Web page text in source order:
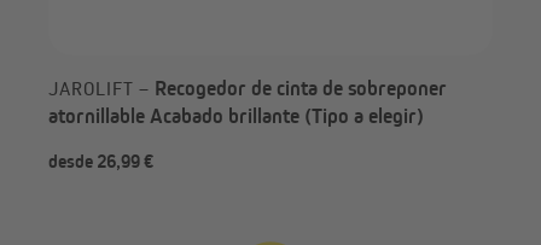
JAROLIFT – Recogedor de cinta de sobreponer
atornillable Acabado brillante (Tipo a elegir)
desde 26,99 €